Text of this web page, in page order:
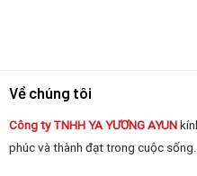
Về chúng tôi
Công ty TNHH YA YƯƠNG AYUN
phúc và thành đạt trong cuộc sống.